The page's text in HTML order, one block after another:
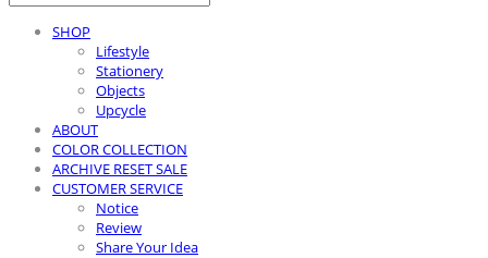
SHOP
Lifestyle
Stationery
Objects
Upcycle
ABOUT
COLOR COLLECTION
ARCHIVE RESET SALE
CUSTOMER SERVICE
Notice
Review
Share Your Idea